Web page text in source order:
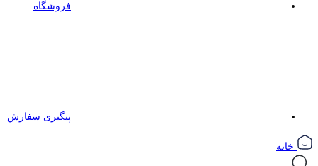
فروشگاه
پیگیری سفارش
خانه